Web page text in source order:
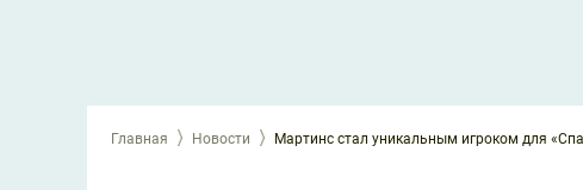
Главная Новости Мартинс стал уникальным игроком для